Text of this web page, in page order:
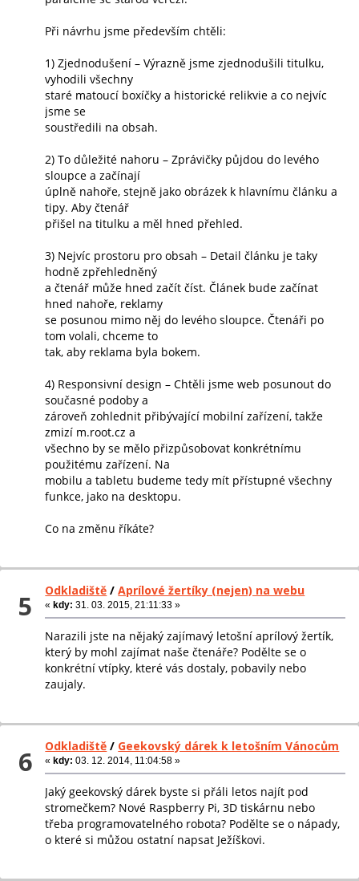
Při návrhu jsme především chtěli:
1) Zjednodušení – Výrazně jsme zjednodušili titulku,
vyhodili všechny
staré matoucí boxíčky a historické relikvie a co nejvíc
jsme se
soustředili na obsah.
2) To důležité nahoru – Zprávičky půjdou do levého
sloupce a začínají
úplně nahoře, stejně jako obrázek k hlavnímu článku a
tipy. Aby čtenář
přišel na titulku a měl hned přehled.
3) Nejvíc prostoru pro obsah – Detail článku je taky
hodně zpřehledněný
a čtenář může hned začít číst. Článek bude začínat
hned nahoře, reklamy
se posunou mimo něj do levého sloupce. Čtenáři po
tom volali, chceme to
tak, aby reklama byla bokem.
4) Responsivní design – Chtěli jsme web posunout do
současné podoby a
zároveň zohlednit přibývající mobilní zařízení, takže
zmizí m.root.cz a
všechno by se mělo přizpůsobovat konkrétnímu
použitému zařízení. Na
mobilu a tabletu budeme tedy mít přístupné všechny
funkce, jako na desktopu.
Co na změnu říkáte?
5 Odkladiště /Aprílové žertíky (nejen) na webu
«kdy: 31. 03. 2015, 21:11:33 »
Narazili jste na nějaký zajímavý letošní aprílový žertík,
který by mohl zajímat naše čtenáře? Podělte se o
konkrétní vtípky, které vás dostaly, pobavily nebo
zaujaly.
6 Odkladiště / Geekovský dárek k letošním Vánocům
«kdy: 03. 12. 2014, 11:04:58 »
Jaký geekovský dárek byste si přáli letos najít pod
stromečkem? Nové Raspberry Pi, 3D tiskárnu nebo
třeba programovatelného robota? Podělte se o nápady,
o které si můžou ostatní napsat Ježíškovi.